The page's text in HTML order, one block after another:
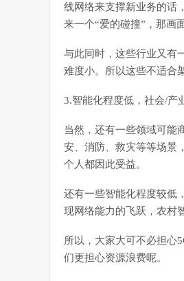
线网络来支撑新业务的话
来一个“爱的碰撞”，那画
与此同时，这些行业又有
难度小。所以这些不适合
3.智能化程度低，社会/产
当然，还有一些领域可能
安、消防、救灾等等场景
个人都因此受益。
还有一些智能化程度较低
现网络能力的飞跃，农村
所以，大家大可不必担心
们更担心资源浪费呢。